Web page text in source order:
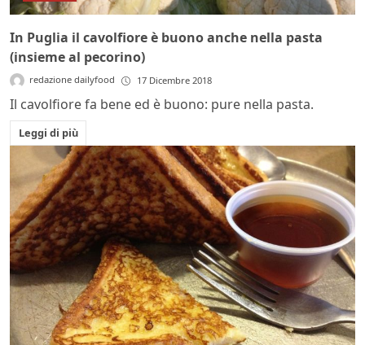
In Puglia il cavolfiore è buono anche nella pasta
(insieme al pecorino)
redazione dailyfood 17 Dicembre 2018
Il cavolfiore fa bene ed è buono: pure nella pasta.
Leggi di più